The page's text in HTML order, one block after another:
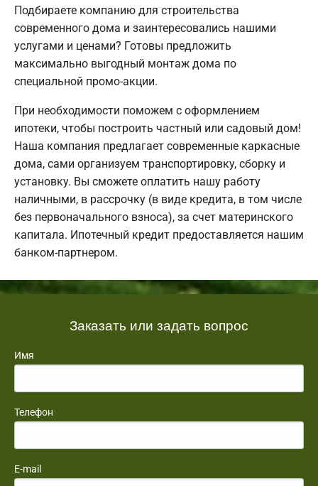
Подбираете компанию для строительства
современного дома и заинтересовались нашими
услугами и ценами? Готовы предложить
максимально выгодный монтаж дома по
специальной промо-акции.
При необходимости поможем с оформлением
ипотеки, чтобы построить частный или садовый дом!
Наша компания предлагает современные каркасные
дома, сами организуем транспортировку, сборку и
установку. Вы сможете оплатить нашу работу
наличными, в рассрочку (в виде кредита, в том числе
без первоначального взноса), за счет материнского
капитала. Ипотечный кредит предоставляется нашим
банком-партнером.
Заказать или задать вопрос
Имя
Телефон
E-mail